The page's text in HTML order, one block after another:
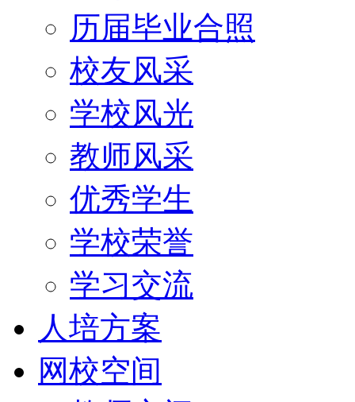
历届毕业合照
校友风采
学校风光
教师风采
优秀学生
学校荣誉
学习交流
人培方案
网校空间